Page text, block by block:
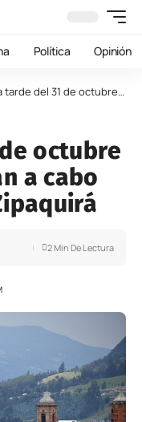
Política Opinión
31 de octubre de 2023 se llevarán a cabo cierres viales en Zipaquirá
octubre
a cabo
2 Min De Lectura